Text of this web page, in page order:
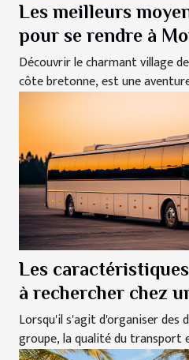
Les meilleurs
pour se rendre à
Découvrir le charmant village
côte bretonne, est une
Les
à rechercher chez
pour des
Lorsqu'il s'agit d'organiser des
groupe, la qualité du transport